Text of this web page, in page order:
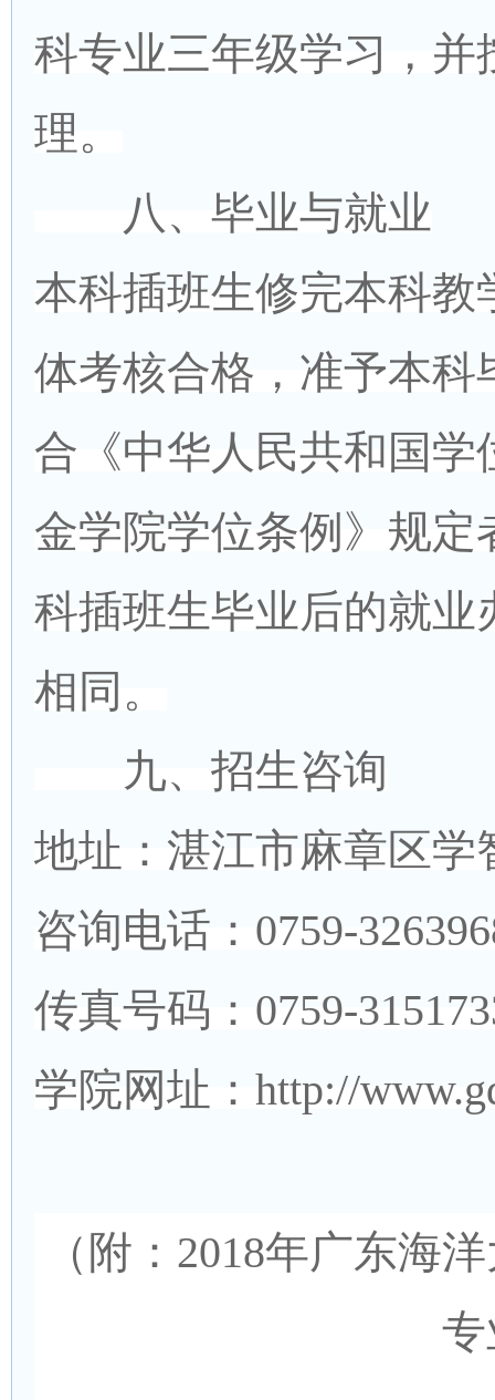
科专业三年级学习，
理。
八、毕业与就业
本科插班生修完本科
体考核合格，准予本
合《中华人民共和国
金学院学位条例》规
科插班生毕业后的就
相同。
九、招生咨询
地址：湛江市麻章区
咨询电话：0759-
传真号码：0759-
学院网址：http://
（附：2018年广东海